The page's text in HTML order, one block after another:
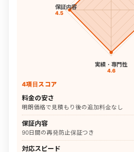
実績・専門性
4.6
保証内容
4.5
4項目スコア
料金の安さ
明朗価格で見積もり後の追加料金なし
保証内容
90日間の再発防止保証つき
対応スピード